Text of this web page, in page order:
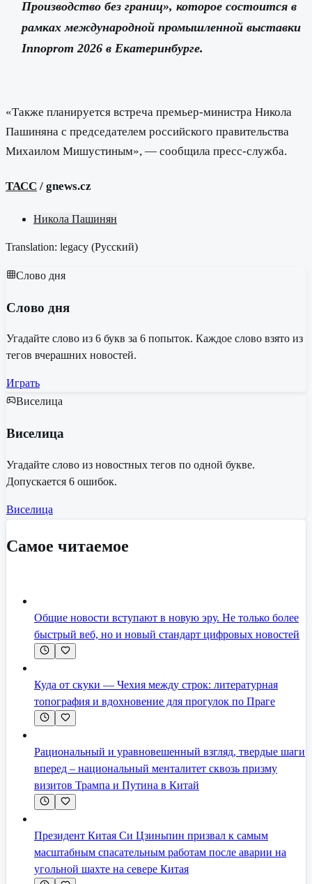
Производство без границ», которое состоится в
рамках международной промышленной выставки
Innoprom 2026 в Екатеринбурге.
«Также планируется встреча премьер-министра Никола
Пашиняна с председателем российского правительства
Михаилом Мишустиным», — сообщила пресс-служба.
ТАСС / gnews.cz
Никола Пашинян
Translation: legacy (Русский)
Слово дня
Слово дня
Угадайте слово из 6 букв за 6 попыток. Каждое слово взято из
тегов вчерашних новостей.
Играть
Виселица
Виселица
Угадайте слово из новостных тегов по одной букве.
Допускается 6 ошибок.
Виселица
Самое читаемое
Общие новости вступают в новую эру. Не только более
быстрый веб, но и новый стандарт цифровых новостей
Куда от скуки — Чехия между строк: литературная
топография и вдохновение для прогулок по Праге
Рациональный и уравновешенный взгляд, твердые шаги
вперед – национальный менталитет сквозь призму
визитов Трампа и Путина в Китай
Президент Китая Си Цзиньпин призвал к самым
масштабным спасательным работам после аварии на
угольной шахте на севере Китая